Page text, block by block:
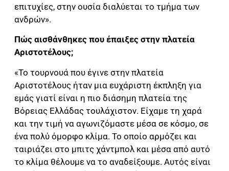
επιτυχίες, στην ουσία διαλύεται το τμήμα των
ανδρών».
Πώς αισθάνθηκες που έπαιξες στην πλατεία
Αριστοτέλους;
«Το τουρνουά που έγινε στην πλατεία
Αριστοτέλους ήταν μια ευχάριστη έκπληξη για
εμάς γιατί είναι η πιο διάσημη πλατεία της
Βόρειας Ελλάδας τουλάχιστον. Είχαμε τη χαρά
και την τιμή να αγωνιζόμαστε μέσα σε κόσμο, σε
ένα πολύ όμορφο κλίμα. Το οποίο αρμόζει και
ταιριάζει στο μπιτς χάντμπολ και μέσα από αυτό
το κλίμα θέλουμε να το αναδείξουμε. Αυτός είναι